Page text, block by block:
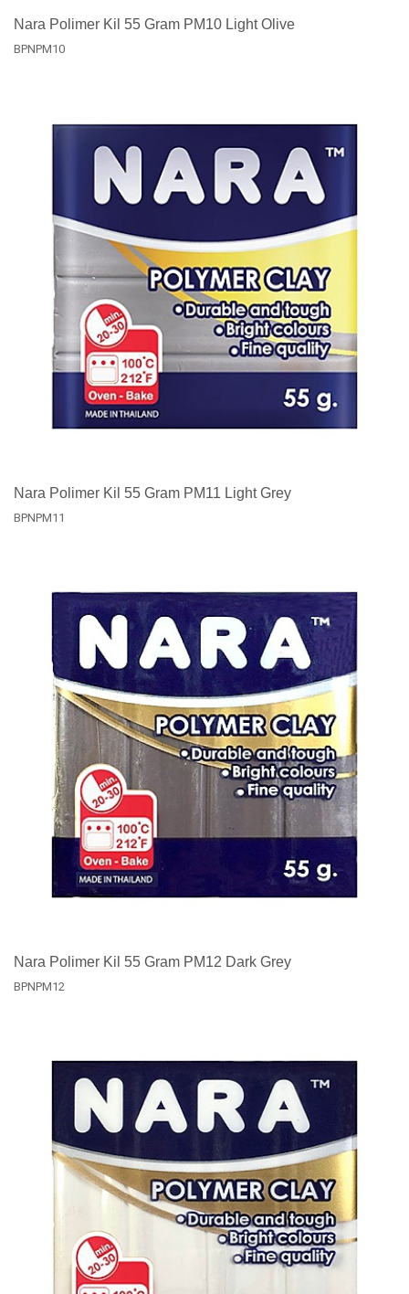
Nara Polimer Kil 55 Gram PM10 Light Olive
BPNPM10
Nara Polimer Kil 55 Gram PM11 Light Grey
BPNPM11
Nara Polimer Kil 55 Gram PM12 Dark Grey
BPNPM12